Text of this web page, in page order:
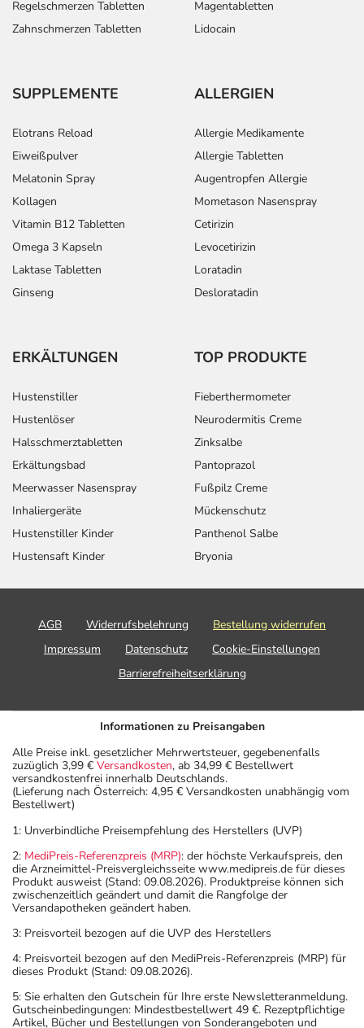
Regelschmerzen Tabletten
Zahnschmerzen Tabletten
Magentabletten
Lidocain
SUPPLEMENTE
Elotrans Reload
Eiweißpulver
Melatonin Spray
Kollagen
Vitamin B12 Tabletten
Omega 3 Kapseln
Laktase Tabletten
Ginseng
ALLERGIEN
Allergie Medikamente
Allergie Tabletten
Augentropfen Allergie
Mometason Nasenspray
Cetirizin
Levocetirizin
Loratadin
Desloratadin
ERKÄLTUNGEN
Hustenstiller
Hustenlöser
Halsschmerztabletten
Erkältungsbad
Meerwasser Nasenspray
Inhaliergeräte
Hustenstiller Kinder
Hustensaft Kinder
TOP PRODUKTE
Fieberthermometer
Neurodermitis Creme
Zinksalbe
Pantoprazol
Fußpilz Creme
Mückenschutz
Panthenol Salbe
Bryonia
AGB Widerrufsbelehrung
Bestellung widerrufen
Impressum
Datenschutz
Cookie-Einstellungen
Barrierefreiheitserklärung
Informationen zu Preisangaben
Alle Preise inkl. gesetzlicher Mehrwertsteuer, gegebenenfalls
zuzüglich 3,99 € Versandkosten, ab 34,99 € Bestellwert
versandkostenfrei innerhalb Deutschlands.
(Lieferung nach Österreich: 4,95 € Versandkosten unabhängig vom
Bestellwert)
1: Unverbindliche Preisempfehlung des Herstellers (UVP)
2: MediPreis-Referenzpreis (MRP): der höchste Verkaufspreis, den
die Arzneimittel-Preisvergleichsseite www.medipreis.de für dieses
Produkt ausweist (Stand: 09.08.2026). Produktpreise können sich
zwischenzeitlich geändert und damit die Rangfolge der
Versandapotheken geändert haben.
3: Preisvorteil bezogen auf die UVP des Herstellers
4: Preisvorteil bezogen auf den MediPreis-Referenzpreis (MRP) für
dieses Produkt (Stand: 09.08.2026).
5: Sie erhalten den Gutschein für Ihre erste Newsletteranmeldung.
Gutscheinbedingungen: Mindestbestellwert 49 €. Rezeptpflichtige
Artikel, Bücher und Bestellungen von Sonderangeboten und